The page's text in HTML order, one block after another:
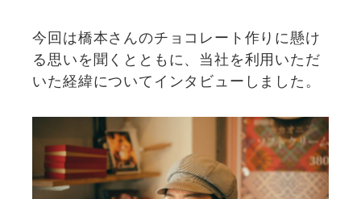
今回は橋本さんのチョコレート作りに懸け
る思いを聞くとともに、当社を利用いただ
いた経緯についてインタビューしました。